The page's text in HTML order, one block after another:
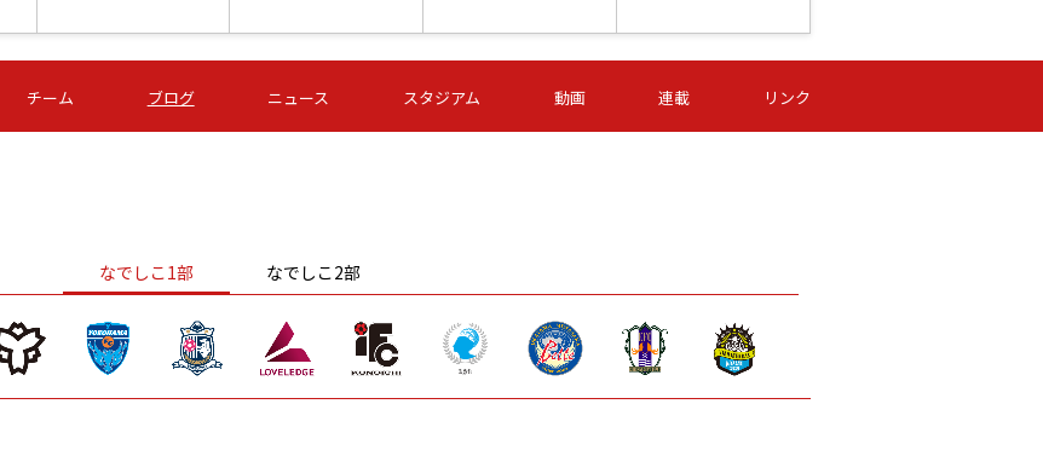
第16節 09/05 (土) 16:00
ＡＧＦ
-
いちご
-
第16節 09/06 (日) 15:00
-
第16節 09/06 (日) 15:00
- -
チーム ブログ ニュース スタジアム 動画 連載 リンク
なでしこ1部 なでしこ2部